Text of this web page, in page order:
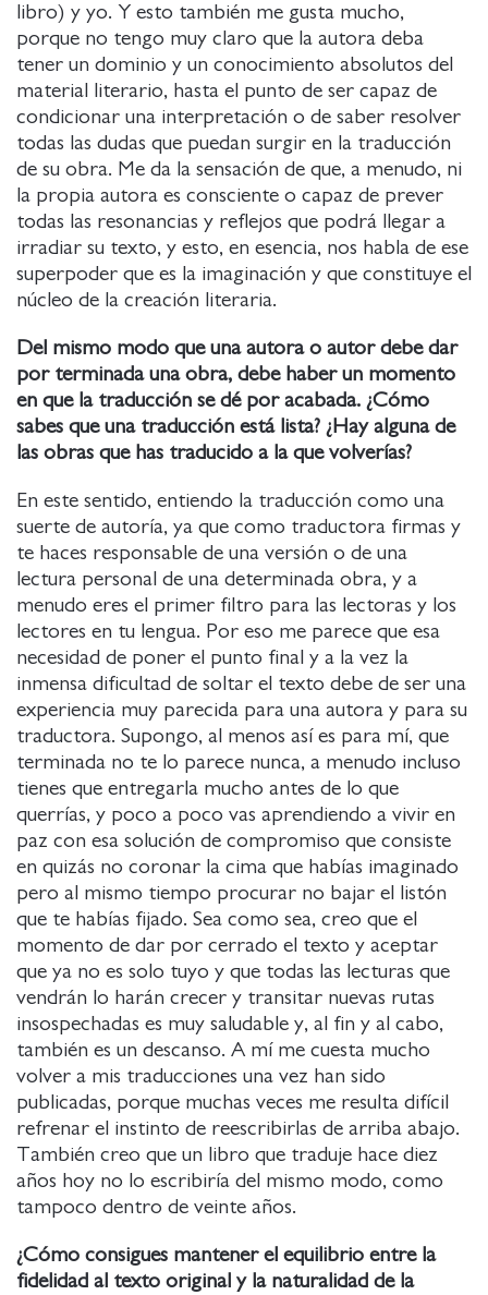
libro) y yo. Y esto también me gusta mucho,
porque no tengo muy claro que la autora deba
tener un dominio y un conocimiento absolutos del
material literario, hasta el punto de ser capaz de
condicionar una interpretación o de saber resolver
todas las dudas que puedan surgir en la traducción
de su obra. Me da la sensación de que, a menudo, ni
la propia autora es consciente o capaz de prever
todas las resonancias y reflejos que podrá llegar a
irradiar su texto, y esto, en esencia, nos habla de ese
superpoder que es la imaginación y que constituye el
núcleo de la creación literaria.
Del mismo modo que una autora o autor debe dar
por terminada una obra, debe haber un momento
en que la traducción se dé por acabada. ¿Cómo
sabes que una traducción está lista? ¿Hay alguna de
las obras que has traducido a la que volverías?
En este sentido, entiendo la traducción como una
suerte de autoría, ya que como traductora firmas y
te haces responsable de una versión o de una
lectura personal de una determinada obra, y a
menudo eres el primer filtro para las lectoras y los
lectores en tu lengua. Por eso me parece que esa
necesidad de poner el punto final y a la vez la
inmensa dificultad de soltar el texto debe de ser una
experiencia muy parecida para una autora y para su
traductora. Supongo, al menos así es para mí, que
terminada no te lo parece nunca, a menudo incluso
tienes que entregarla mucho antes de lo que
querrías, y poco a poco vas aprendiendo a vivir en
paz con esa solución de compromiso que consiste
en quizás no coronar la cima que habías imaginado
pero al mismo tiempo procurar no bajar el listón
que te habías fijado. Sea como sea, creo que el
momento de dar por cerrado el texto y aceptar
que ya no es solo tuyo y que todas las lecturas que
vendrán lo harán crecer y transitar nuevas rutas
insospechadas es muy saludable y, al fin y al cabo,
también es un descanso. A mí me cuesta mucho
volver a mis traducciones una vez han sido
publicadas, porque muchas veces me resulta difícil
refrenar el instinto de reescribirlas de arriba abajo.
También creo que un libro que traduje hace diez
años hoy no lo escribiría del mismo modo, como
tampoco dentro de veinte años.
¿Cómo consigues mantener el equilibrio entre la
fidelidad al texto original y la naturalidad de la